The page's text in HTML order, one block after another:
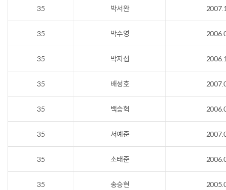
35 박서완
35 박수영
35 박지섭
35 배성호
35 백승혁
35 서예준
35 소태준
35 송승현